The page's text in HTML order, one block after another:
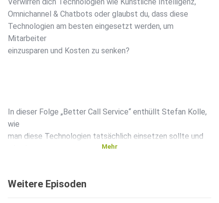
Omnichannel & Chatbots oder glaubst du, dass diese
Technologien am besten eingesetzt werden, um
Mitarbeiter
einzusparen und Kosten zu senken?
In dieser Folge „Better Call Service“ enthüllt Stefan Kolle,
wie
man diese Technologien tatsächlich einsetzen sollte und
Spezialist, Kundenstimme-Zuhörer und NPS-Praktiker.
Mehr
Weitere Episoden